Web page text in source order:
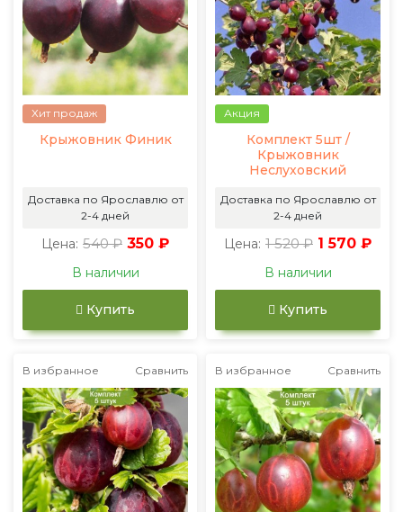
Хит продаж
Крыжовник Финик
Доставка по Ярославлю от
2-4 дней
Цена: 540 ₽ 350 ₽
В наличии
Купить
Акция
Комплект 5шт /
Крыжовник
Неслуховский
Доставка по Ярославлю от
2-4 дней
Цена: 1 520 ₽ 1 570 ₽
В наличии
Купить
В избранное Сравнить В избранное Сравнить